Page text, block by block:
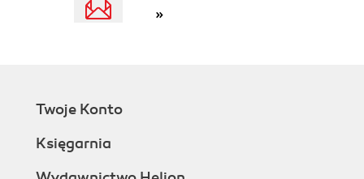
»
Twoje Konto
Księgarnia